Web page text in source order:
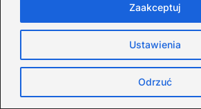
Ustawienia
Odrzuć
Zaakceptuj
Zaskakujące ciekawostki o
które musisz poznać!